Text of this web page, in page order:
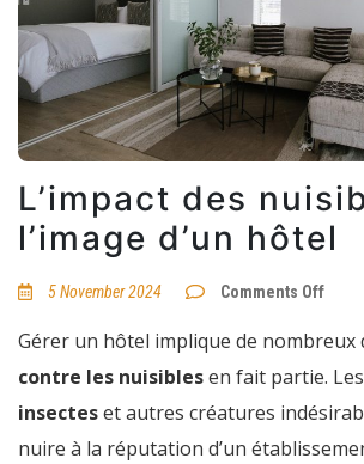
L’impact des
l’image d’un hôtel
5 November 2024 Comments Offon
hôtel
Gérer un hôtel implique de nombreux
contre les nuisiblesen fait partie. Les
insecteset autres créatures
nuire à la réputation d’un